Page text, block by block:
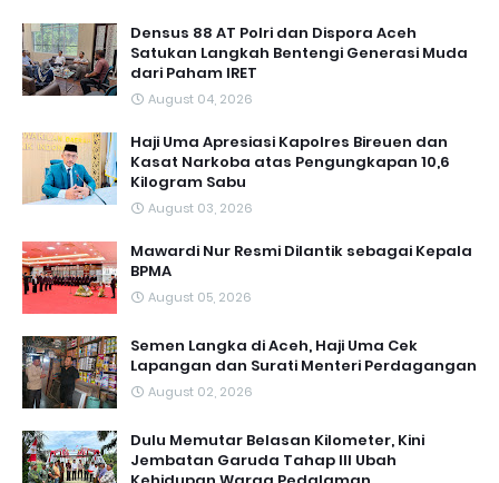
Densus 88 AT Polri dan Dispora Aceh
Satukan Langkah Bentengi Generasi Muda
dari Paham IRET
August 04, 2026
Haji Uma Apresiasi Kapolres Bireuen dan
Kasat Narkoba atas Pengungkapan 10,6
Kilogram Sabu
August 03, 2026
Mawardi Nur Resmi Dilantik sebagai Kepala
BPMA
August 05, 2026
Semen Langka di Aceh, Haji Uma Cek
Lapangan dan Surati Menteri Perdagangan
August 02, 2026
Dulu Memutar Belasan Kilometer, Kini
Jembatan Garuda Tahap III Ubah